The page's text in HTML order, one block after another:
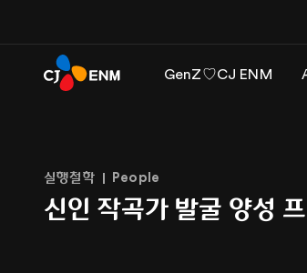
GenZ♡CJ ENM
실행철학 People
신인 작곡가 발굴 양성